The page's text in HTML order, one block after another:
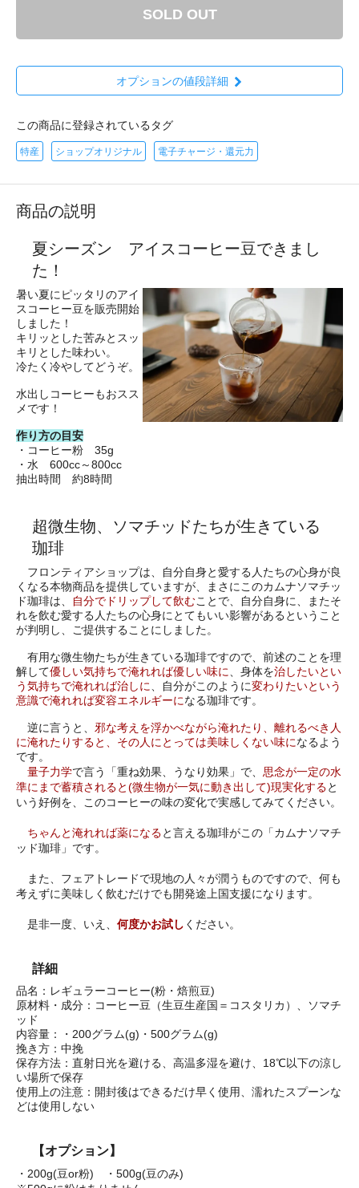
SOLD OUT
オプションの値段詳細
この商品に登録されているタグ
特産 ショップオリジナル 電子チャージ・還元力
商品の説明
夏シーズン アイスコーヒー豆できまし
た！
暑い夏にピッタリのアイ
スコーヒー豆を販売開始
しました！
キリッとした苦みとスッ
キリとした味わい。
冷たく冷やしてどうぞ。
水出しコーヒーもおスス
メです！
作り方の目安
・コーヒー粉 35g
・水 600cc～800cc
抽出時間 約8時間
超微生物、ソマチッドたちが生きている
珈琲
フロンティアショップは、自分自身と愛する人たちの心身が良
くなる本物商品を提供していますが、まさにこのカムナソマチッ
ド珈琲は、
自分でドリップして飲むことで、自分自身に、またそ
れを飲む愛する人たちの心身にとてもいい影響があるということ
が判明し、ご提供することにしました。
有用な微生物たちが生きている珈琲ですので、前述のことを理
解して優しい気持ちで淹れれば優しい味に 、身体を治したいとい
う気持ちで淹れれば治しに
、自分がこのように変わりたいという
意識で淹れれば変容エネルギーになる珈琲です。
逆に言うと、 邪な考えを浮かべながら淹れたり、離れるべき人
に淹れたりすると、その人にとっては美味しくない味になるよう
です。
量子力学で言う「重ね効果、うなり効果」で、 思念が一定の水
準にまで蓄積されると(微生物が一気に動き出して)現実化すると
いう好例を、このコーヒーの味の変化で実感してみてください。
ちゃんと淹れれば薬になると言える珈琲がこの「カムナソマチ
ッド珈琲」です。
また、フェアトレードで現地の人々が潤うものですので、何も
考えずに美味しく飲むだけでも開発途上国支援になります。
是非一度、いえ、 何度かお試し ください。
詳細
品名：レギュラーコーヒー(粉・焙煎豆)
原材料・成分：コーヒー豆（生豆生産国＝コスタリカ）、ソマチ
ッド
内容量：・200グラム(g)・500グラム(g)
挽き方：中挽
保存方法：直射日光を避ける、高温多湿を避け、18℃以下の涼し
い場所で保存
使用上の注意：開封後はできるだけ早く使用、濡れたスプーンな
どは使用しない
【オプション】
・200g(豆or粉) ・500g(豆のみ)